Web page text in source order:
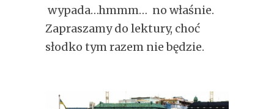
wypada…hmmm… no właśnie.
Zapraszamy do lektury, choć
słodko tym razem nie będzie.